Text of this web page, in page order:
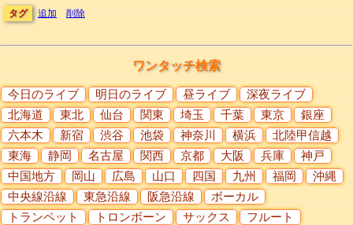
タグ 追加 削除
ワンタッチ検索
今日のライブ 明日のライブ 昼ライブ
深夜ライブ
北海道
東北 仙台 関東 埼玉 千葉 東京
銀座
六本木
新宿 渋谷 池袋 神奈川 横浜
北陸甲信越
東海
静岡 名古屋 関西 京都 大阪 兵庫
神戸
中国地方
岡山 広島 山口 四国 九州 福岡
沖縄
中央線沿線
東急沿線 阪急沿線
ボーカル
トランペット
トロンボーン サックス
フルート